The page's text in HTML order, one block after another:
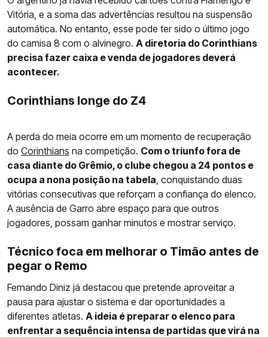
Vitória, e a soma das advertências resultou na suspensão
automática. No entanto, esse pode ter sido o último jogo
do camisa 8 com o alvinegro. A diretoria do Corinthians
precisa fazer caixa e venda de jogadores deverá
acontecer.
Corinthians longe do Z4
A perda do meia ocorre em um momento de recuperação
do Corinthians na competição. Com o triunfo fora de
casa diante do Grêmio, o clube chegou a 24 pontos e
ocupa a nona posição na tabela , conquistando duas
vitórias consecutivas que reforçam a confiança do elenco.
A ausência de Garro abre espaço para que outros
jogadores, possam ganhar minutos e mostrar serviço.
Técnico foca em melhorar o Timão antes de
pegar o Remo
Fernando Diniz já destacou que pretende aproveitar a
pausa para ajustar o sistema e dar oportunidades a
diferentes atletas. A ideia é preparar o elenco para
enfrentar a sequência intensa de partidas que virá na